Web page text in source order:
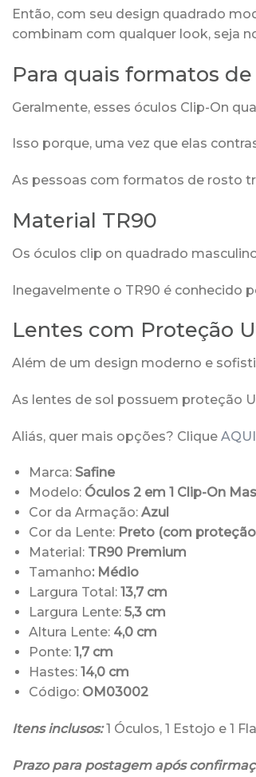
Então, com seu design quadrado
combinam com qualquer look, seja
Para quais formatos
Geralmente, esses óculos Clip-On
Isso porque, uma vez que elas
As pessoas com formatos de rosto
Material TR90
Os óculos clip on quadrado
Inegavelmente o TR90 é conhecido
Lentes com Proteção
Além de um design moderno e
As lentes de sol possuem proteção
Aliás, quer mais opções? Clique AQUI
Marca: Safine
Modelo: Óculos 2 em 1 Clip-On
Cor da Armação: Azul
Cor da Lente: Preto (com
Material: TR90 Premium
Tamanho: Médio
Largura Total: 13,7 cm
Largura Lente: 5,3 cm
Altura Lente: 4,0 cm
Ponte: 1,7 cm
Hastes: 14,0 cm
Código: OM03002
Itens inclusos:1 Óculos, 1 Estojo e 1
Prazo para postagem após